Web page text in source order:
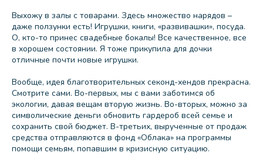
Выхожу в залы с товарами. Здесь множество нарядов –
даже ползунки есть! Игрушки, книги, «развивашки», посуда.
О, кто-то принес свадебные бокалы! Все качественное, все
в хорошем состоянии. Я тоже прикупила для дочки
отличные почти новые игрушки.
Вообще, идея благотворительных секонд-хендов прекрасна.
Смотрите сами. Во-первых, мы с вами заботимся об
экологии, давая вещам вторую жизнь. Во-вторых, можно за
символические деньги обновить гардероб всей семье и
сохранить свой бюджет. В-третьих, вырученные от продаж
средства отправляются в фонд «Облака» на программы
помощи семьям, попавшим в кризисную ситуацию.